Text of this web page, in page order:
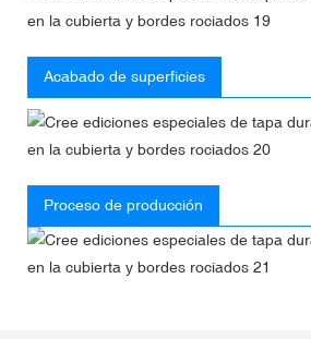
Acabado de superficies
Proceso de producción